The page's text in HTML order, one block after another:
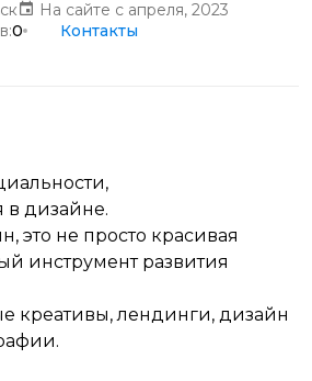
На сайте с апреля, 2023
0 Контакты
в дизайне.
это не просто красивая
инструмент развития
креативы, лендинги, дизайн